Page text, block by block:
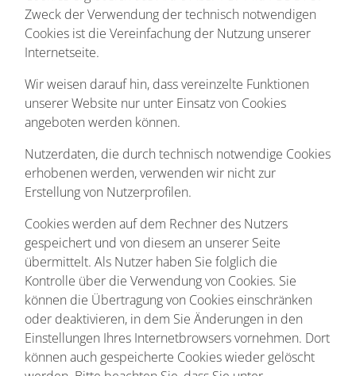
Zweck der Verwendung der technisch notwendigen
Cookies ist die Vereinfachung der Nutzung unserer
Internetseite.
Wir weisen darauf hin, dass vereinzelte Funktionen
unserer Website nur unter Einsatz von Cookies
angeboten werden können.
Nutzerdaten, die durch technisch notwendige Cookies
erhobenen werden, verwenden wir nicht zur
Erstellung von Nutzerprofilen.
Cookies werden auf dem Rechner des Nutzers
gespeichert und von diesem an unserer Seite
übermittelt. Als Nutzer haben Sie folglich die
Kontrolle über die Verwendung von Cookies. Sie
können die Übertragung von Cookies einschränken
oder deaktivieren, in dem Sie Änderungen in den
Einstellungen Ihres Internetbrowsers vornehmen. Dort
können auch gespeicherte Cookies wieder gelöscht